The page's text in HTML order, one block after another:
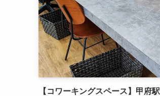
【コワーキングスペース】甲府